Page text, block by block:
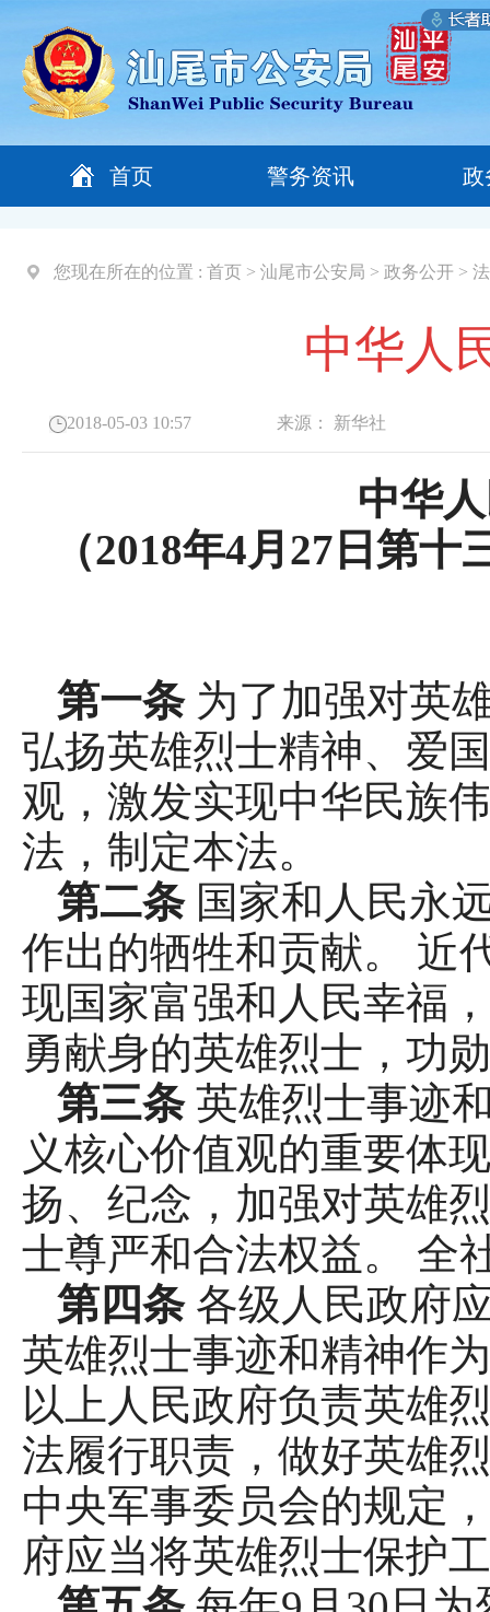
首页 警务资讯 政
您现在所在的位置 : 首页 > 汕尾市公安局 > 政务公开 >
中华人
2018-05-03 10:57 来源： 新华社
中华
（2018年4月27日第
第一条 为了加强对英
弘扬英雄烈士精神、爱
观，激发实现中华民族
法，制定本法。
第二条 国家和人民永
作出的牺牲和贡献。 近
现国家富强和人民幸福
勇献身的英雄烈士，功
第三条 英雄烈士事迹
义核心价值观的重要体
扬、纪念，加强对英雄
士尊严和合法权益。 全
第四条 各级人民政府
英雄烈士事迹和精神作
以上人民政府负责英雄
法履行职责，做好英雄
中央军事委员会的规定
府应当将英雄烈士保护